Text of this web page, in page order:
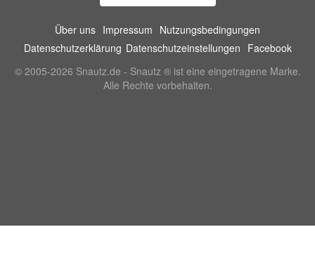
Über uns Impressum Nutzungsbedingungen
Datenschutzerklärung Datenschutzeinstellungen Facebook
© 2005-2026 Snautz.de - Snautz ® ist eine eingetragene Marke.
Alle Rechte vorbehalten.